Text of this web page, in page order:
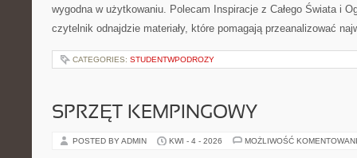
wygodna w użytkowaniu. Polecam Inspiracje z Całego Świata i
czytelnik odnajdzie materiały, które pomagają przeanalizować
CATEGORIES: STUDENTWPODROZY
SPRZĘT KEMPINGOWY
POSTED BY ADMIN KWI - 4 - 2026 MOŻLIWOŚĆ